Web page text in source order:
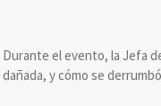
Durante el evento, la Jefa
dañada, y cómo se